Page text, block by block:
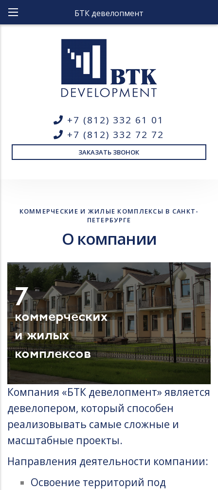
+7 (812) 332 61 01
+7 (812) 332 72 72
ЗАКАЗАТЬ ЗВОНОК
БТК девелопмент
КОММЕРЧЕСКИЕ И ЖИЛЫЕ КОМПЛЕКСЫ В САНКТ-
ПЕТЕРБУРГЕ
О компании
7
коммерческих
и жилых
комплексов
Компания «БТК девелопмент» является
девелопером, который способен
реализовывать самые сложные и
масштабные проекты.
Направления деятельности компании:
Освоение территорий под